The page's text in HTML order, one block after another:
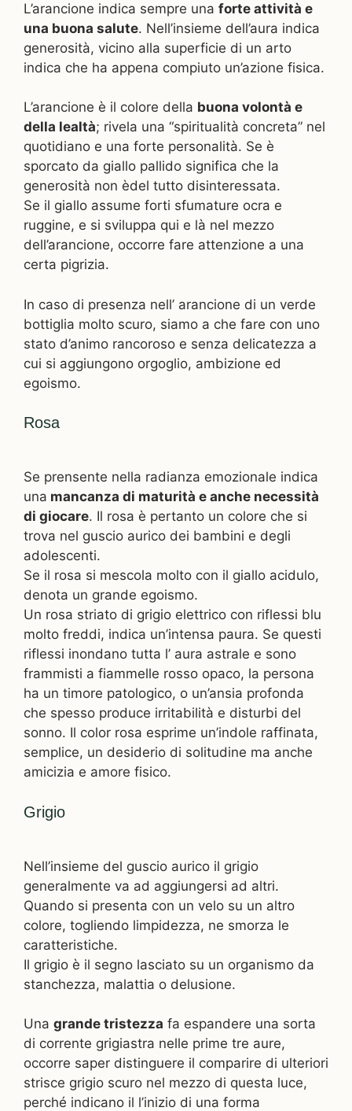
L’arancione indica sempre una forte attività e
una buona salute. Nell’insieme dell’aura indica
generosità, vicino alla superficie di un arto
indica che ha appena compiuto un’azione fisica.
L’arancione è il colore della buona volontà e
della lealtà; rivela una “spiritualità concreta” nel
quotidiano e una forte personalità. Se è
sporcato da giallo pallido significa che la
generosità non èdel tutto disinteressata.
Se il giallo assume forti sfumature ocra e
ruggine, e si sviluppa qui e là nel mezzo
dell’arancione, occorre fare attenzione a una
certa pigrizia.
In caso di presenza nell’ arancione di un verde
bottiglia molto scuro, siamo a che fare con uno
stato d’animo rancoroso e senza delicatezza a
cui si aggiungono orgoglio, ambizione ed
egoismo.
Rosa
Se prensente nella radianza emozionale indica
una mancanza di maturità e anche necessità
di giocare. Il rosa è pertanto un colore che si
trova nel guscio aurico dei bambini e degli
adolescenti.
Se il rosa si mescola molto con il giallo acidulo,
denota un grande egoismo.
Un rosa striato di grigio elettrico con riflessi blu
molto freddi, indica un’intensa paura. Se questi
riflessi inondano tutta l’ aura astrale e sono
frammisti a fiammelle rosso opaco, la persona
ha un timore patologico, o un’ansia profonda
che spesso produce irritabilità e disturbi del
sonno. Il color rosa esprime un’indole raffinata,
semplice, un desiderio di solitudine ma anche
amicizia e amore fisico.
Grigio
Nell’insieme del guscio aurico il grigio
generalmente va ad aggiungersi ad altri.
Quando si presenta con un velo su un altro
colore, togliendo limpidezza, ne smorza le
caratteristiche.
Il grigio è il segno lasciato su un organismo da
stanchezza, malattia o delusione.
Una grande tristezza fa espandere una sorta
di corrente grigiastra nelle prime tre aure,
occorre saper distinguere il comparire di ulteriori
strisce grigio scuro nel mezzo di questa luce,
perché indicano il l’inizio di una forma